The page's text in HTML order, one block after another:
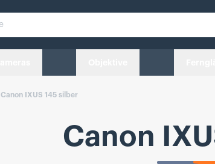
Canon IXUS 145 silber
Canon